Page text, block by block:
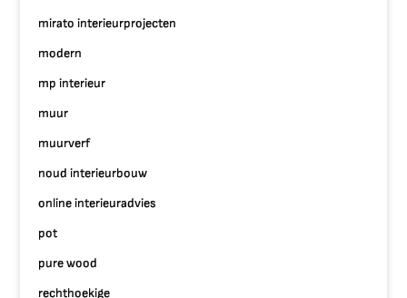
mirato interieurprojecten
modern
mp interieur
muur
muurverf
noud interieurbouw
online interieuradvies
pot
pure wood
rechthoekige